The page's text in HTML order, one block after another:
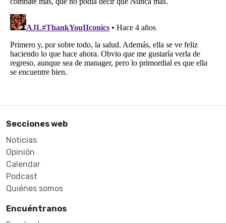
Secciones web
Noticias
Opinión
Calendar
Podcast
Quiénes somos
Encuéntranos